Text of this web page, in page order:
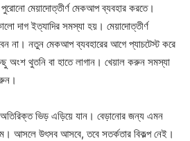
মেয়াদোত্তীর্ণ মেকআপ ব্যবহার করতে।
দাগ ইত্যাদির সমস্যা হয়। মেয়াদোত্তীর্ণ
না। নতুন মেকআপ ব্যবহারের আগে প্যাচটেস্ট করে
অংশ থুতনি বা হাতে লাগান। খেয়াল করুন সমস্যা
ভিড় এড়িয়ে যান। বেড়ানোর জন্য এমন
আসলে উৎসব আসবে, তবে সতর্কতার বিকল্প নেই।